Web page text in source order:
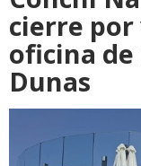
cierre por
oficina
Dunas